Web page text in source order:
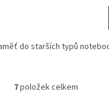
do starších typů
O
7položek celkem